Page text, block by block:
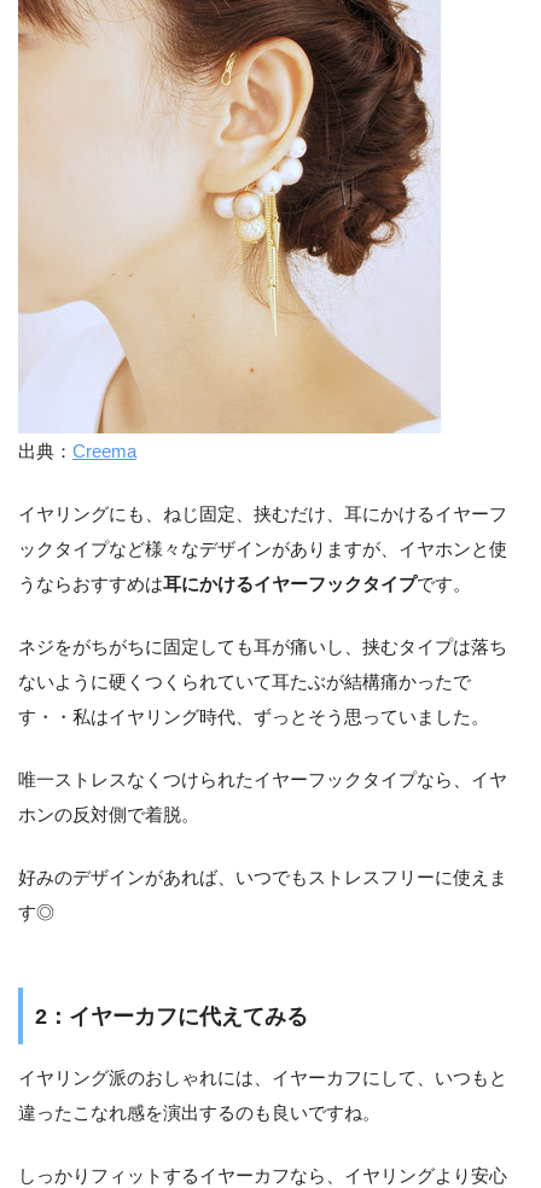
出典： Creema
イヤリングにも、ねじ固定、挟むだけ、耳にかけるイヤーフ
ックタイプなど様々なデザインがありますが、イヤホンと使
うならおすすめは耳にかけるイヤーフックタイプです。
ネジをがちがちに固定しても耳が痛いし、挟むタイプは落ち
ないように硬くつくられていて耳たぶが結構痛かったで
す・・私はイヤリング時代、ずっとそう思っていました。
唯一ストレスなくつけられたイヤーフックタイプなら、イヤ
ホンの反対側で着脱。
好みのデザインがあれば、いつでもストレスフリーに使えま
す◎
2：イヤーカフに代えてみる
イヤリング派のおしゃれには、イヤーカフにして、いつもと
違ったこなれ感を演出するのも良いですね。
しっかりフィットするイヤーカフなら、イヤリングより安心